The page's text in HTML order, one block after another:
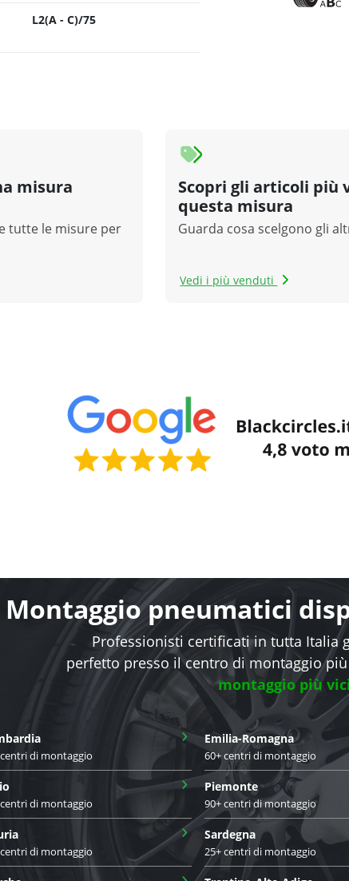
L2(A - C)/75
misura
tutte le misure per
Scopri gli articoli più
questa misura
Guarda cosa scelgono gli
Vedi i più venduti
Montaggio pneumatici
Professionisti certificati in tutta Italia
perfetto presso il centro di montaggio
montaggio più
di montaggio
› Emilia-Romagna
60+ centri di montaggio
di montaggio
› Piemonte
90+ centri di montaggio
di montaggio
› Sardegna
25+ centri di montaggio